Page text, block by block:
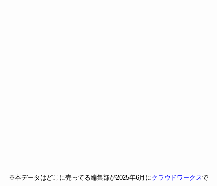
※本データはどこに売ってる編集部が2025年6月にクラウドワークスで